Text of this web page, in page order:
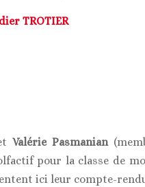
TROTIER
Valérie Pasmanian
pour la classe de
ici leur compte-